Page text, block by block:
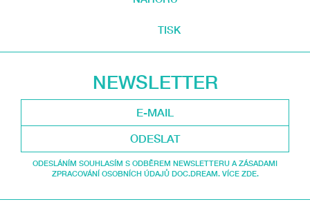
TISK
NEWSLETTER
ODESLAT
ODESLÁNÍM SOUHLASÍM S ODBĚREM NEWSLETTERU A ZÁSADAMI
ZPRACOVÁNÍ OSOBNÍCH ÚDAJŮ DOC.DREAM. VÍCE ZDE.